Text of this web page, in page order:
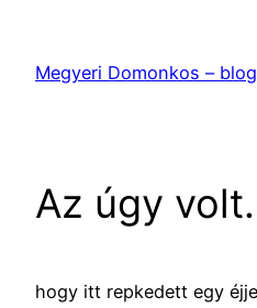
tartalomhoz
Megyeri Domonkos – blog
Az úgy
hogy itt repkedett egy